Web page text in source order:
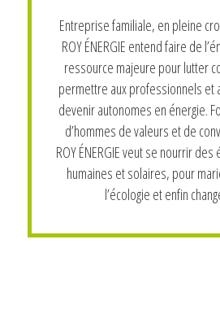
Entreprise familiale, en pleine
ROY ÉNERGIE entend faire de
ressource majeure pour lutter
permettre aux professionnels et
devenir autonomes en énergie.
d’hommes de valeurs et de
ROY ÉNERGIE veut se nourrir
humaines et solaires, pour
l’écologie et enfin